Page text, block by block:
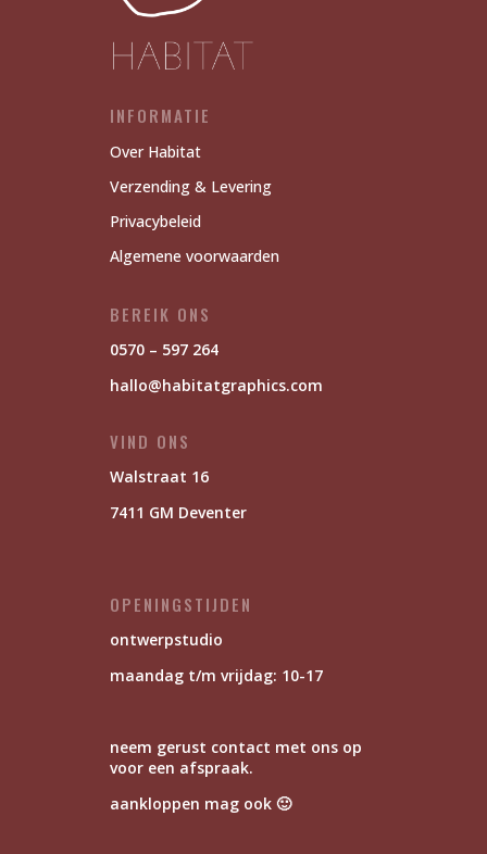
INFORMATIE
Over Habitat
Verzending & Levering
Privacybeleid
Algemene voorwaarden
BEREIK ONS
0570 – 597 264
hallo@habitatgraphics.com
VIND ONS
Walstraat 16
7411 GM Deventer
OPENINGSTIJDEN
ontwerpstudio
maandag t/m vrijdag: 10-17
neem gerust contact met ons op
voor een afspraak.
aankloppen mag ook 🙂